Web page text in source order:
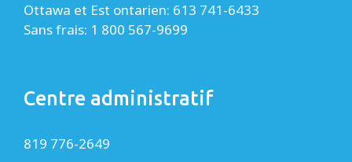
Ottawa et Est ontarien: 613 741-6433
Sans frais: 1 800 567-9699
Centre administratif
819 776-2649